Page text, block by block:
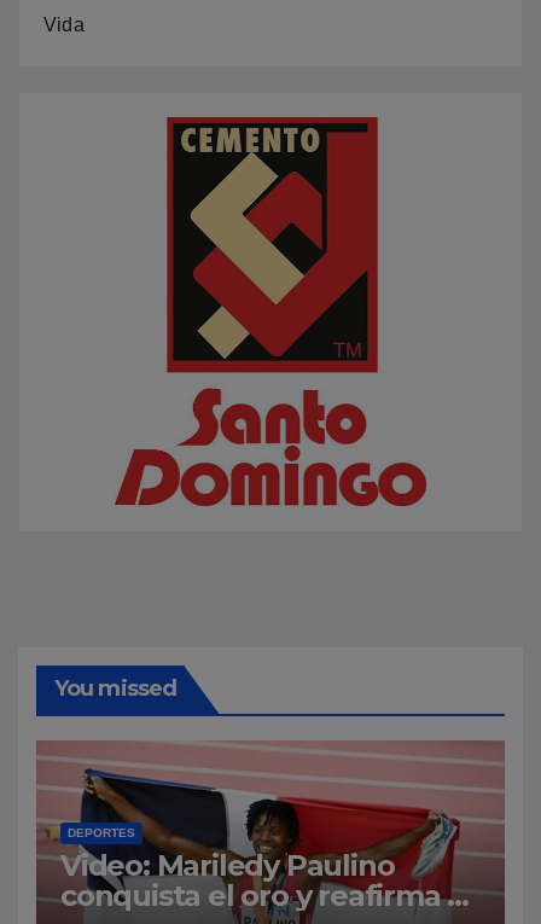
Vida
You missed
DEPORTES
Video: Mariledy Paulino
conquista el oro y reafirma su